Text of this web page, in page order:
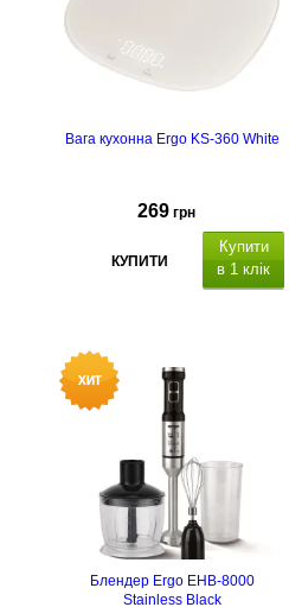
Вага кухонна Ergo KS-360 White
269 грн
КУПИТИ
Купити
в 1 клік
Блендер Ergo EHB-8000
Stainless Black